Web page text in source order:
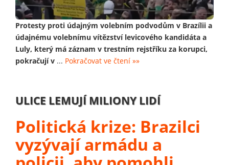
Protesty proti údajným volebním podvodům v Brazílii a
údajnému volebnímu vítězství levicového kandidáta a
Luly, který má záznam v trestním rejstříku za korupci,
pokračují v ... Pokračovat ve čtení »»
ULICE LEMUJÍ MILIONY LIDÍ
Politická krize: Brazilci
vyzývají armádu a